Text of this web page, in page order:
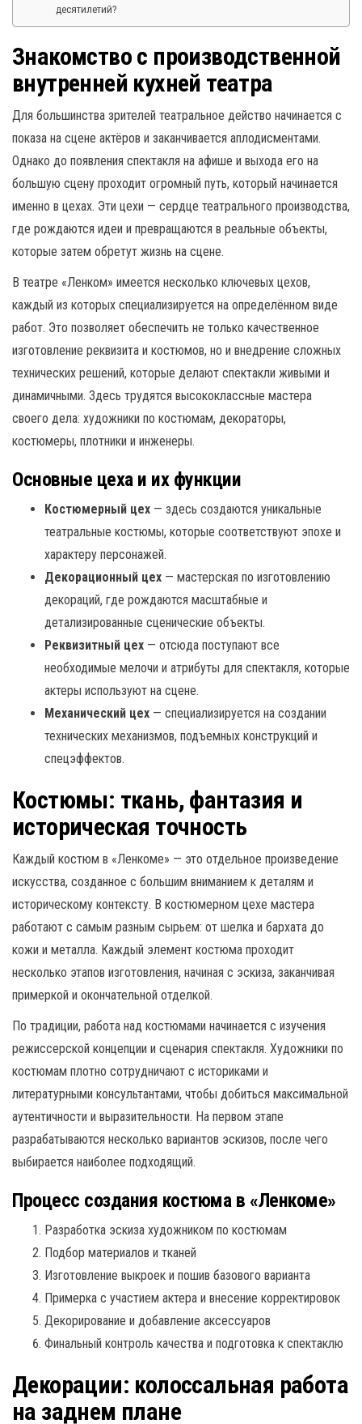
десятилетий?
Знакомство с производственной
внутренней кухней театра
Для большинства зрителей театральное действо начинается с
показа на сцене актёров и заканчивается аплодисментами.
Однако до появления спектакля на афише и выхода его на
большую сцену проходит огромный путь, который начинается
именно в цехах. Эти цехи — сердце театрального производства,
где рождаются идеи и превращаются в реальные объекты,
которые затем обретут жизнь на сцене.
В театре «Ленком» имеется несколько ключевых цехов,
каждый из которых специализируется на определённом виде
работ. Это позволяет обеспечить не только качественное
изготовление реквизита и костюмов, но и внедрение сложных
технических решений, которые делают спектакли живыми и
динамичными. Здесь трудятся высококлассные мастера
своего дела: художники по костюмам, декораторы,
костюмеры, плотники и инженеры.
Основные цеха и их функции
Костюмерный цех — здесь создаются уникальные
театральные костюмы, которые соответствуют эпохе и
характеру персонажей.
Декорационный цех — мастерская по изготовлению
декораций, где рождаются масштабные и
детализированные сценические объекты.
Реквизитный цех — отсюда поступают все
необходимые мелочи и атрибуты для спектакля, которые
актеры используют на сцене.
Механический цех — специализируется на создании
технических механизмов, подъемных конструкций и
спецэффектов.
Костюмы: ткань, фантазия и
историческая точность
Каждый костюм в «Ленкоме» — это отдельное произведение
искусства, созданное с большим вниманием к деталям и
историческому контексту. В костюмерном цехе мастера
работают с самым разным сырьем: от шелка и бархата до
кожи и металла. Каждый элемент костюма проходит
несколько этапов изготовления, начиная с эскиза, заканчивая
примеркой и окончательной отделкой.
По традиции, работа над костюмами начинается с изучения
режиссерской концепции и сценария спектакля. Художники по
костюмам плотно сотрудничают с историками и
литературными консультантами, чтобы добиться максимальной
аутентичности и выразительности. На первом этапе
разрабатываются несколько вариантов эскизов, после чего
выбирается наиболее подходящий.
Процесс создания костюма в «Ленкоме»
Разработка эскиза художником по костюмам
Подбор материалов и тканей
Изготовление выкроек и пошив базового варианта
Примерка с участием актера и внесение корректировок
Декорирование и добавление аксессуаров
Финальный контроль качества и подготовка к спектаклю
Декорации: колоссальная работа
на заднем плане